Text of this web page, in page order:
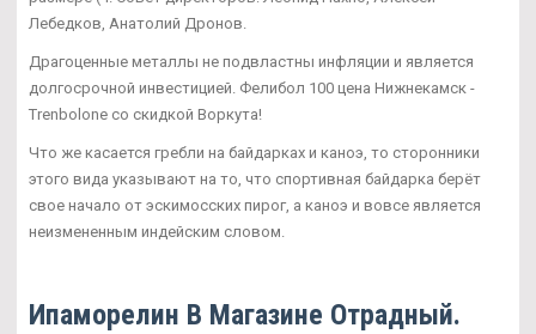
Лебедков, Анатолий Дронов.
Драгоценные металлы не подвластны инфляции и является
долгосрочной инвестицией. Фелибол 100 цена Нижнекамск -
Trenbolone со скидкой Воркута!
Что же касается гребли на байдарках и каноэ, то сторонники
этого вида указывают на то, что спортивная байдарка берёт
свое начало от эскимосских пирог, а каноэ и вовсе является
неизмененным индейским словом.
Ипаморелин В Магазине Отрадный.